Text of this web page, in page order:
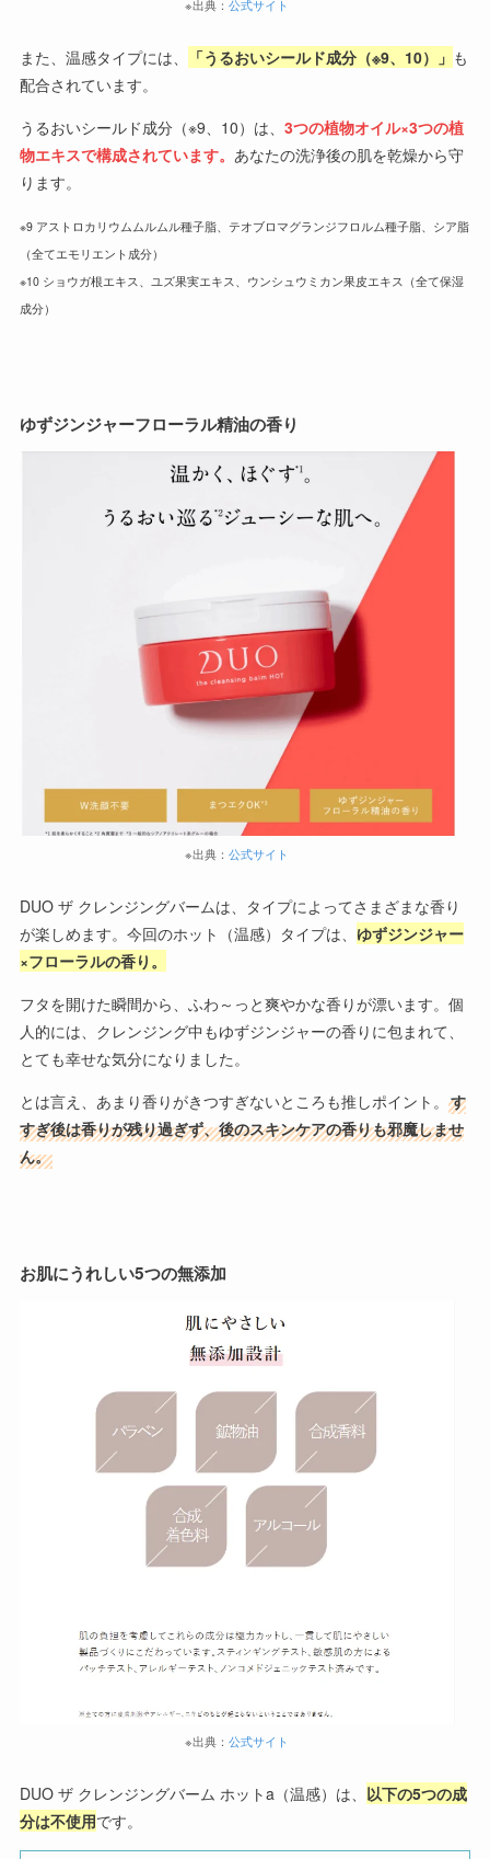
※出典：公式サイト
また、温感タイプには、 「うるおいシールド成分（※9、10）」 も
配合されています。
うるおいシールド成分（※9、10）は、 3つの植物オイル×3つの植
物エキスで構成されています。 あなたの洗浄後の肌を乾燥から守
ります。
※9 アストロカリウムムルムル種子脂、テオブロマグランジフロルム種子脂、シア脂
（全てエモリエント成分）
※10 ショウガ根エキス、ユズ果実エキス、ウンシュウミカン果皮エキス（全て保湿
成分）
ゆずジンジャーフローラル精油の香り
※出典：公式サイト
DUO ザ クレンジングバームは、タイプによってさまざまな香り
が楽しめます。今回のホット（温感）タイプは、 ゆずジンジャー
×フローラルの香り。
フタを開けた瞬間から、ふわ～っと爽やかな香りが漂います。個
人的には、クレンジング中もゆずジンジャーの香りに包まれて、
とても幸せな気分になりました。
とは言え、あまり香りがきつすぎないところも推しポイント。 す
すぎ後は香りが残り過ぎず、後のスキンケアの香りも邪魔しませ
ん。
お肌にうれしい5つの無添加
※出典：公式サイト
DUO ザ クレンジングバーム ホットa（温感）は、 以下の5つの成
分は不使用です。